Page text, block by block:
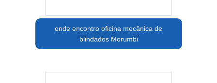
onde encontro oficina mecânica de
blindados Morumbi